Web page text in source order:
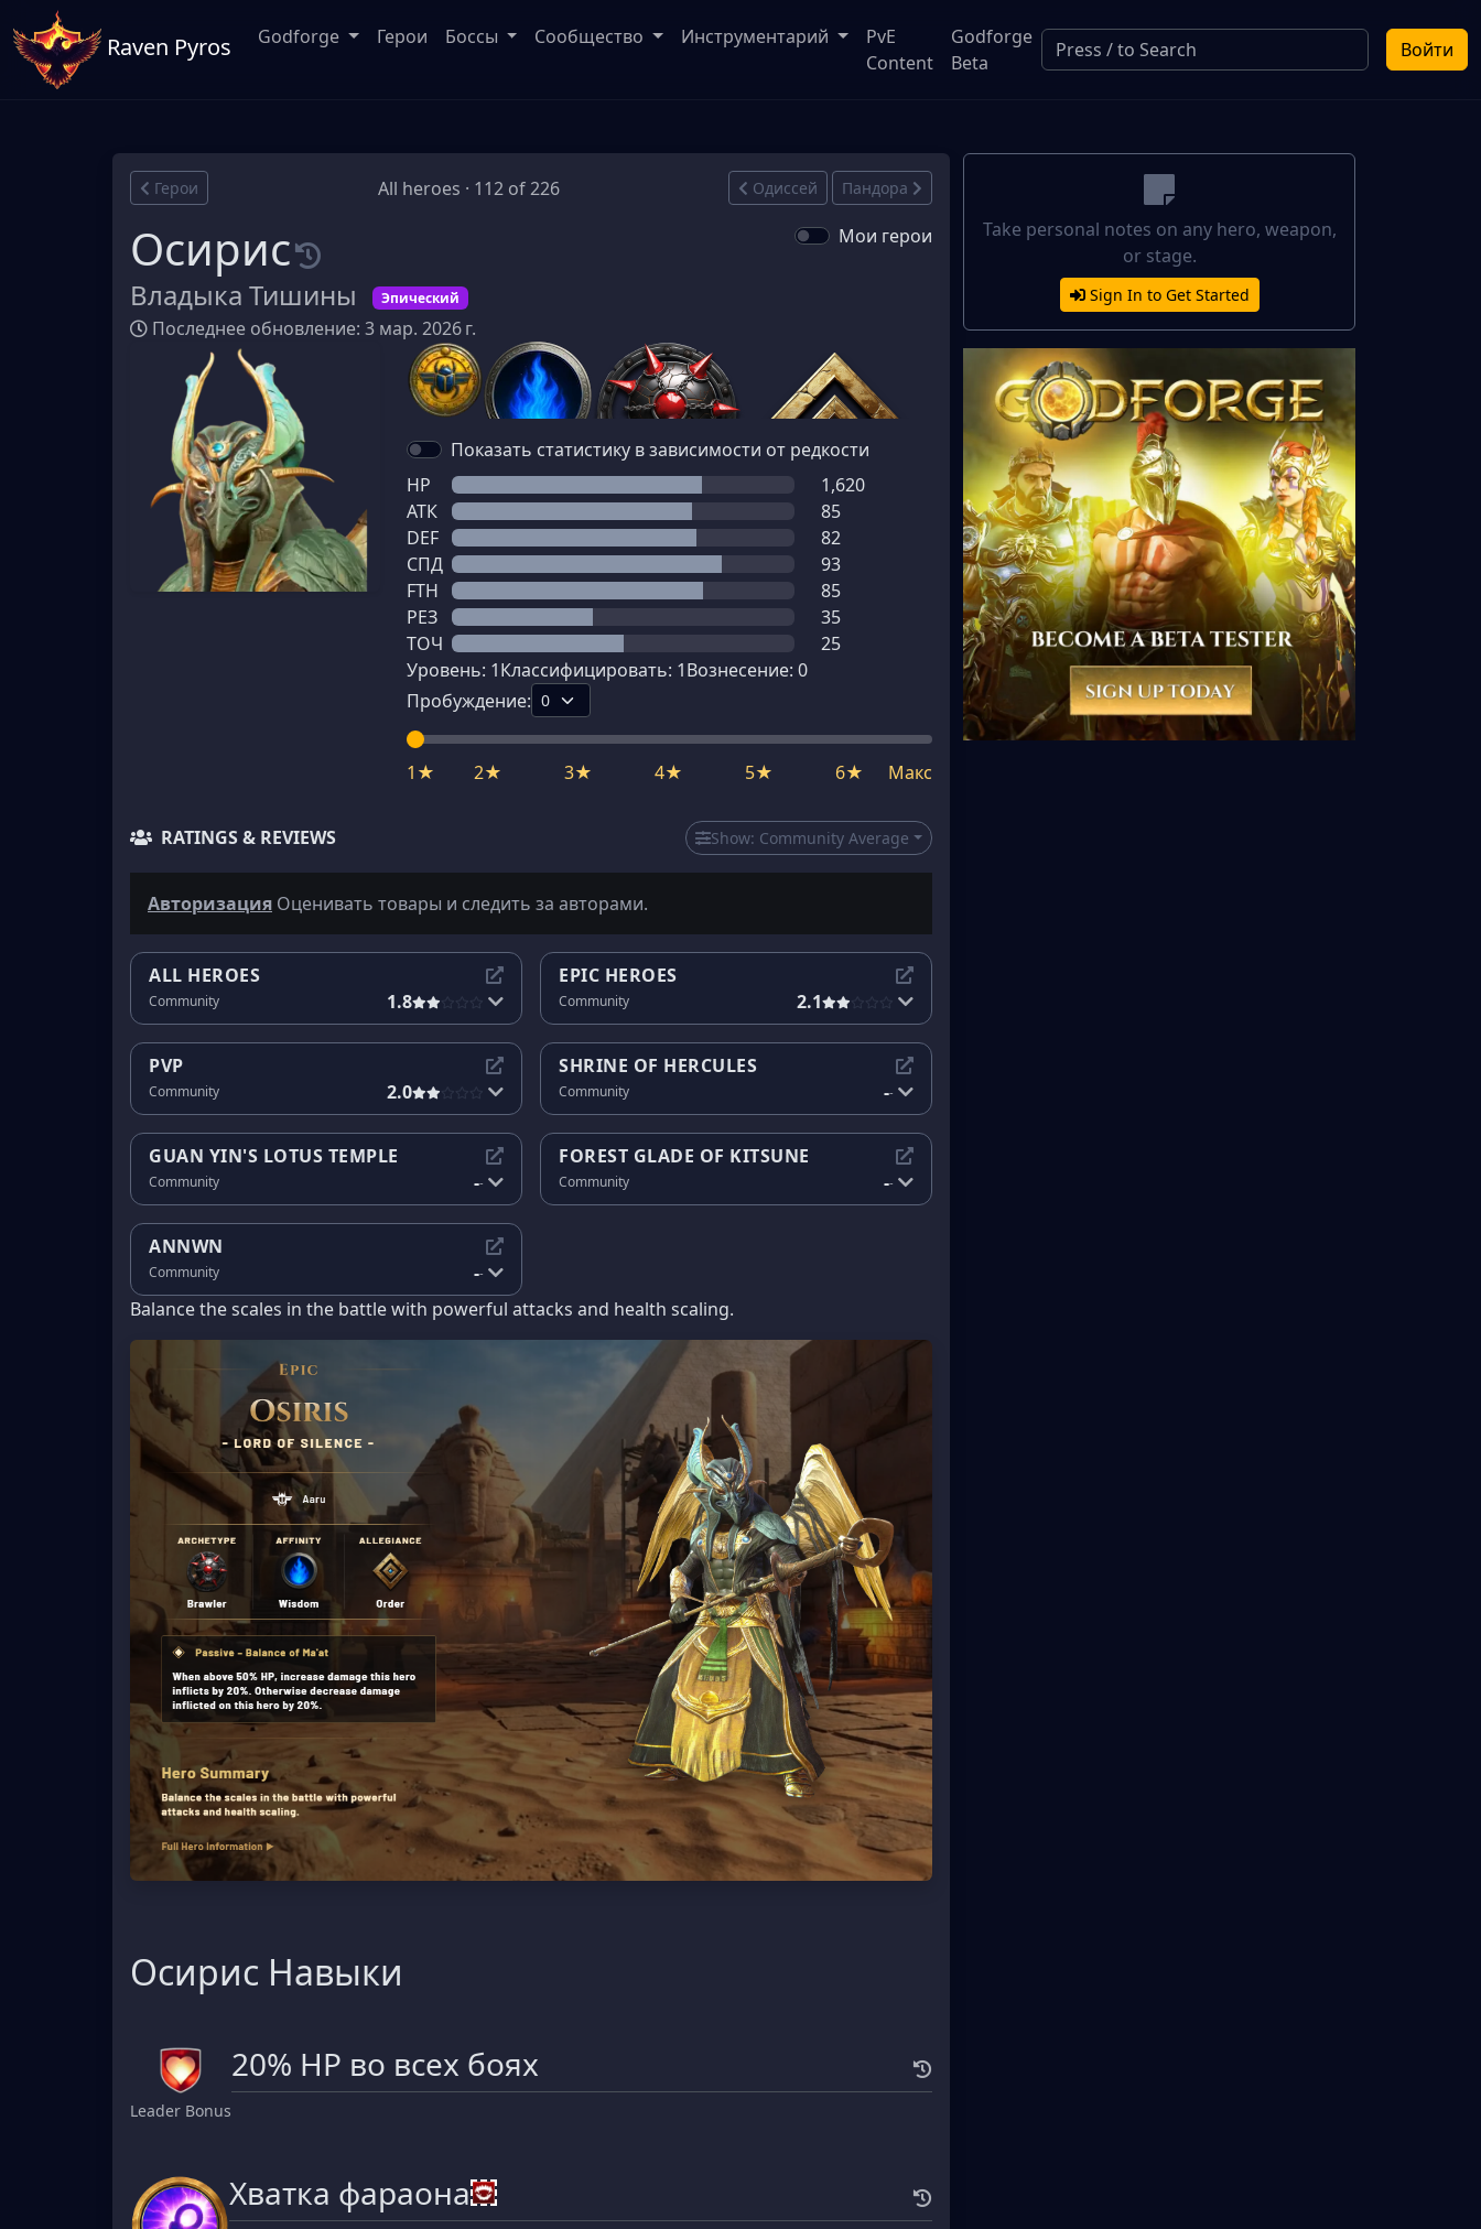
Raven Pyros Войти
Godforge Герои Боссы Сообщество Инструментарий
PvE
Content
Godforge
Beta
Герои All heroes · 112 of 226 Одиссей Пандора
Осирис
Владыка Тишины Эпический
Последнее обновление: 3 мар. 2026 г.
Мои герои
Показать статистику в зависимости от редкости
HP
1,620
АТК
85
DEF
82
СПД
93
FTH
85
РЕЗ
35
ТОЧ
25
Уровень: 1Классифицировать: 1Вознесение: 0
Пробуждение:
1★ 2★ 3★ 4★ 5★ 6★ Макс
RATINGS & REVIEWS Show: Community Average
Авторизация Оценивать товары и следить за авторами.
ALL HEROES
Community 1.8
EPIC HEROES
Community 2.1
PVP
Community 2.0
SHRINE OF HERCULES
Community --
GUAN YIN'S LOTUS TEMPLE
Community --
FOREST GLADE OF KITSUNE
Community --
ANNWN
Community --
Balance the scales in the battle with powerful attacks and health scaling.
Осирис Навыки
Leader Bonus
20% HP во всех боях
Хватка фараона
Take personal notes on any hero, weapon,
or stage.
Sign In to Get Started